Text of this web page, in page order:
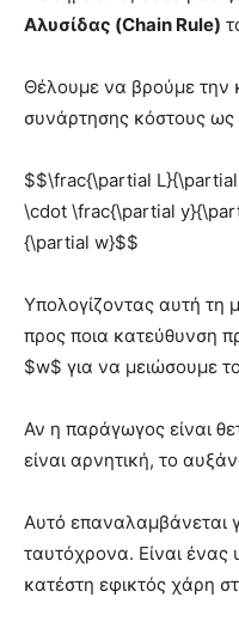
Αλυσίδας (Chain Rule)
Θέλουμε να βρούμε την
συνάρτησης κόστους
$$\frac{\partial
\cdot \frac{\partial
{\partial w}$$
Υπολογίζοντας αυτή τη
προς ποια κατεύθυνση
$w$ για να μειώσουμε
Αν η παράγωγος είναι
είναι αρνητική, το
Αυτό επαναλαμβάνεται
ταυτόχρονα. Είναι ένας
κατέστη εφικτός χάρη